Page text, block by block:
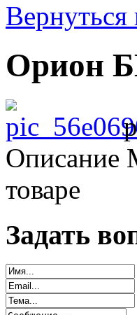
Орион
Описание
товаре
Задать